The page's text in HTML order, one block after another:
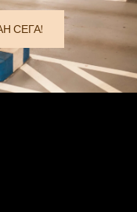
СЕГА!